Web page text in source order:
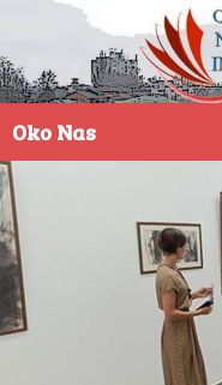
Oko Nas
NA
SADRŽAJ